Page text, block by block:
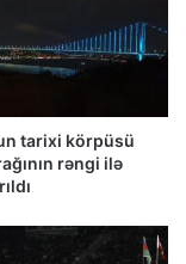
tarixi körpüsü
rəngi ilə